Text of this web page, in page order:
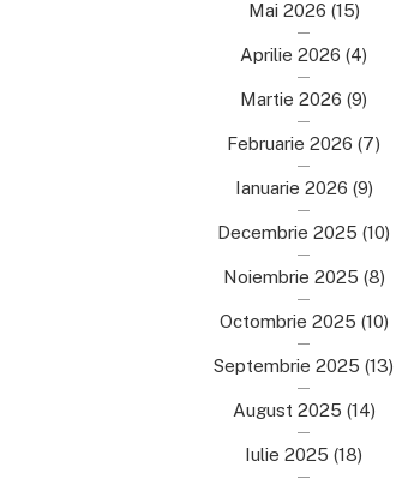
Mai 2026 (15)
Aprilie 2026 (4)
Martie 2026 (9)
Februarie 2026 (7)
Ianuarie 2026 (9)
Decembrie 2025 (10)
Noiembrie 2025 (8)
Octombrie 2025 (10)
Septembrie 2025 (13)
August 2025 (14)
Iulie 2025 (18)